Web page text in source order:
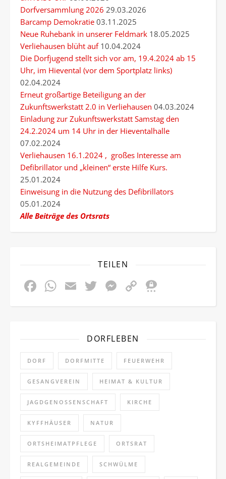
Dorfversammlung 2026 29.03.2026
Barcamp Demokratie 03.11.2025
Neue Ruhebank in unserer Feldmark 18.05.2025
Verliehausen blüht auf10.04.2024
Die Dorfjugend stellt sich vor am, 19.4.2024 ab 15
Uhr, im Hievental (vor dem Sportplatz links)
02.04.2024
Erneut großartige Beteiligung an der
Zukunftswerkstatt 2.0 in Verliehausen 04.03.2024
Einladung zur Zukunftswerkstatt Samstag den
24.2.2024 um 14 Uhr in der Hieventalhalle
07.02.2024
Verliehausen 16.1.2024 , großes Interesse am
Defibrillator und „kleinen“ erste Hilfe Kurs.
25.01.2024
Einweisung in die Nutzung des Defibrillators
05.01.2024
Alle Beiträge des Ortsrats
TEILEN
Facebook
WhatsApp
EmailTwitter
Messenger
Copy
Link
DORFLEBEN
DORF DORFMITTE FEUERWEHR
GESANGVEREIN HEIMAT & KULTUR
JAGDGENOSSENSCHAFT KIRCHE
KYFFHÄUSER NATUR
ORTSHEIMATPFLEGE ORTSRAT
REALGEMEINDE SCHWÜLME